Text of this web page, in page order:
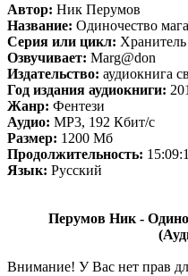
Автор: Ник Перумов
Название: Одиночество
Серия или цикл:
Озвучивает: Marg@don
Издательство: аудиокнига
Год издания аудиокниги:
Жанр: Фентези
Аудио: MP3, 192 Кбит/с
Размер: 1200 Мб
Продолжительность:
Язык: Русский
Перумов Ник -
Внимание! У Вас нет прав